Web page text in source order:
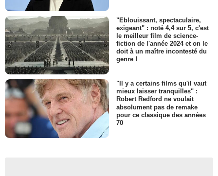
"Eblouissant, spectaculaire,
exigeant" : noté 4,4 sur 5, c'est
le meilleur film de science-
fiction de l'année 2024 et on le
doit à un maître incontesté du
genre !
"Il y a certains films qu'il vaut
mieux laisser tranquilles" :
Robert Redford ne voulait
absolument pas de remake
pour ce classique des années
70